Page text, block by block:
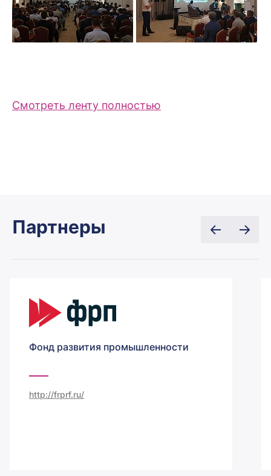
Смотреть ленту полностью
Партнеры
Фонд развития промышленности
http://frprf.ru/